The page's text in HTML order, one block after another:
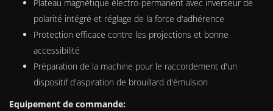
Plateau magnétique électro-permanent avec inverseur de
polarité intégré et réglage de la force d'adhérence
Protection efficace contre les projections et bonne
accessibilité
Préparation de la machine pour le raccordement d'un
dispositif d'aspiration de brouillard d'émulsion
Equipement de commande: